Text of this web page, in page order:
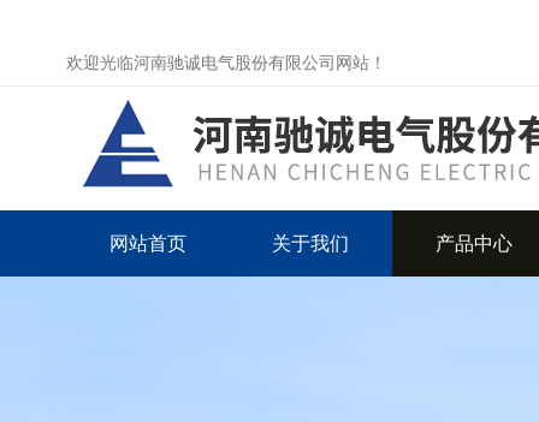
欢迎光临河南驰诚电气股份有限公司网站！
网站首页 关于我们 产品中心